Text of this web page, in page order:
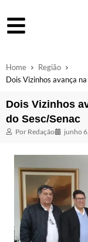
Home
Região
Dois Vizinhos avança
Dois Vizinhos
do Sesc/Senac
Por Redação junho